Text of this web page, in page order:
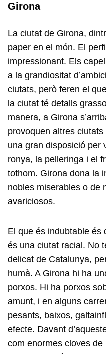
Girona
La ciutat de Girona,
paper en el món. El
impressionant. Els
a la grandiositat
ciutats, però feren el
la ciutat té detalls
manera, a Girona
provoquen altres ciutats
una gran disposició per
ronya, la pelleringa i el
tothom. Girona dona la
nobles miserables o de
avariciosos.
El que és indubtable és
és una ciutat racial. No
delicat de Catalunya,
humà. A Girona hi ha
porxos. Hi ha porxos
amunt, i en alguns
pesants, baixos,
efecte. Davant
com enormes cloves de